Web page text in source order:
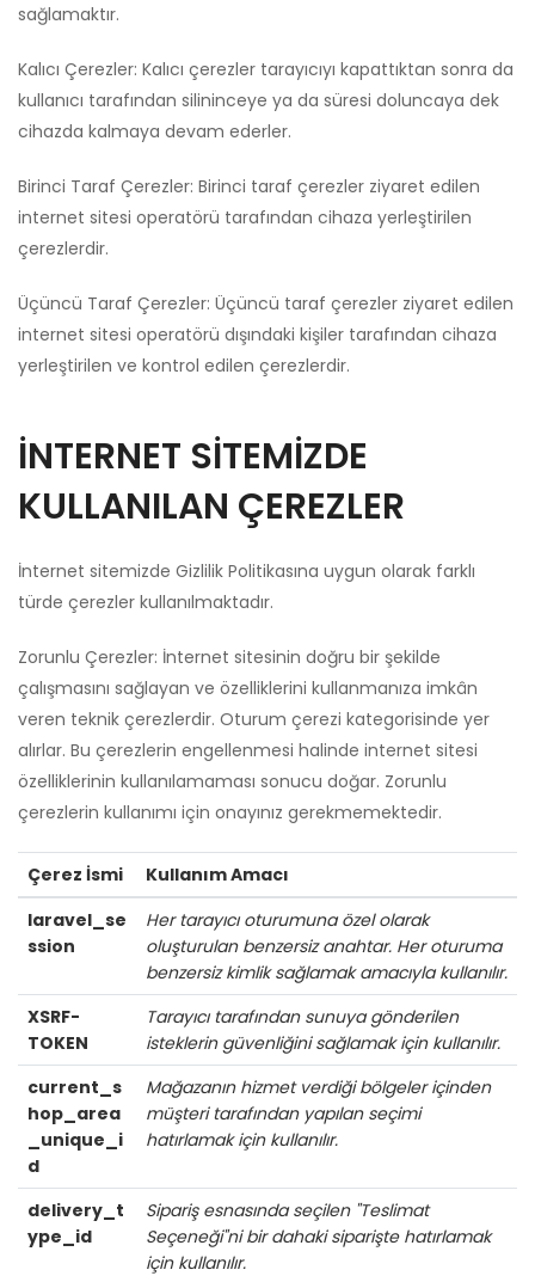
sağlamaktır.
Kalıcı Çerezler: Kalıcı çerezler tarayıcıyı kapattıktan sonra da
kullanıcı tarafından silininceye ya da süresi doluncaya dek
cihazda kalmaya devam ederler.
Birinci Taraf Çerezler: Birinci taraf çerezler ziyaret edilen
internet sitesi operatörü tarafından cihaza yerleştirilen
çerezlerdir.
Üçüncü Taraf Çerezler: Üçüncü taraf çerezler ziyaret edilen
internet sitesi operatörü dışındaki kişiler tarafından cihaza
yerleştirilen ve kontrol edilen çerezlerdir.
İNTERNET SİTEMİZDE
KULLANILAN ÇEREZLER
İnternet sitemizde Gizlilik Politikasına uygun olarak farklı
türde çerezler kullanılmaktadır.
Zorunlu Çerezler: İnternet sitesinin doğru bir şekilde
çalışmasını sağlayan ve özelliklerini kullanmanıza imkân
veren teknik çerezlerdir. Oturum çerezi kategorisinde yer
alırlar. Bu çerezlerin engellenmesi halinde internet sitesi
özelliklerinin kullanılamaması sonucu doğar. Zorunlu
çerezlerin kullanımı için onayınız gerekmemektedir.
Çerez İsmi
Kullanım Amacı
laravel_se
ssion
Her tarayıcı oturumuna özel olarak
oluşturulan benzersiz anahtar. Her oturuma
benzersiz kimlik sağlamak amacıyla kullanılır.
XSRF-
TOKEN
Tarayıcı tarafından sunuya gönderilen
isteklerin güvenliğini sağlamak için kullanılır.
current_s
hop_area
_unique_i
d
Mağazanın hizmet verdiği bölgeler içinden
müşteri tarafından yapılan seçimi
hatırlamak için kullanılır.
delivery_t
ype_id
Sipariş esnasında seçilen "Teslimat
Seçeneği"ni bir dahaki siparişte hatırlamak
için kullanılır.